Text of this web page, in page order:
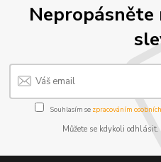
Nepropásněte
Souhlasím se zpracováním
Můžete se kdykoli